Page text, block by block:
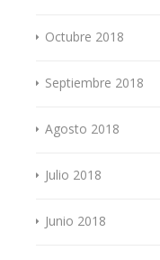
Octubre 2018
Septiembre 2018
Agosto 2018
Julio 2018
Junio 2018